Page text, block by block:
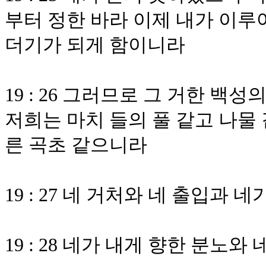
부터 정한 바라 이제 내가 이
더기가 되게 함이니라
19 : 26 그러므로 그 거한 백성
저희는 마치 들의 풀 같고 나
른 곡초 같으니라
19 : 27 네 거처와 네 출입과 네
19 : 28 네가 내게 향한 분노와